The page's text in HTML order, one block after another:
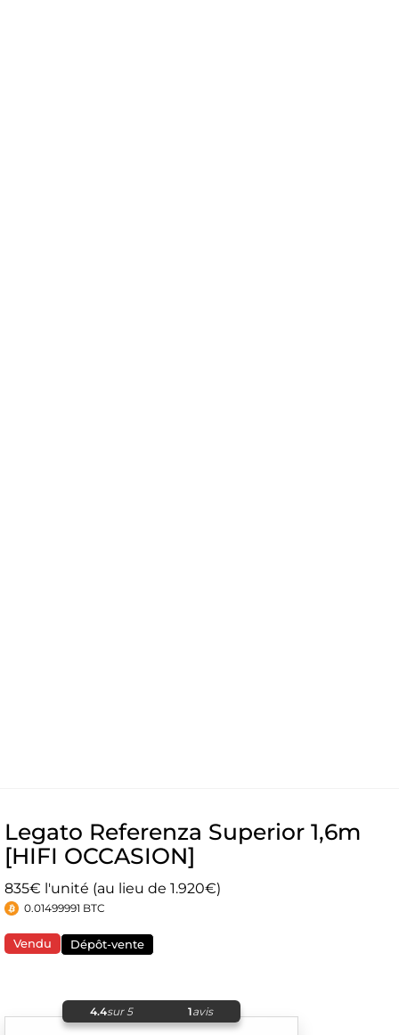
Legato Referenza Superior 1,6m
[HIFI OCCASION]
835€ l'unité (au lieu de 1.920€)
0.01499991 BTC
Vendu Dépôt-vente
4.4sur 5 1avis